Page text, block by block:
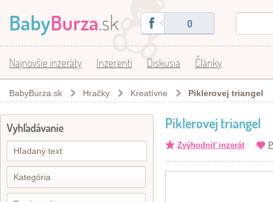
BabyBurza.sk 0
Najnovšie inzeráty Inzerenti Diskusia Články
BabyBurza.sk Hračky Kreatívne Piklerovej triangel
Vyhľadávanie Piklerovej triangel
Zvýhodniť inzerát